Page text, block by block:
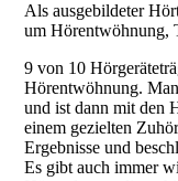
Als ausgebildeter
um Hörentwöhnung,
9 von 10
Hörentwöhnung.
und ist dann mit den
einem gezielten
Ergebnisse und
Es gibt auch immer
Ablauf / Preise
Hersteller